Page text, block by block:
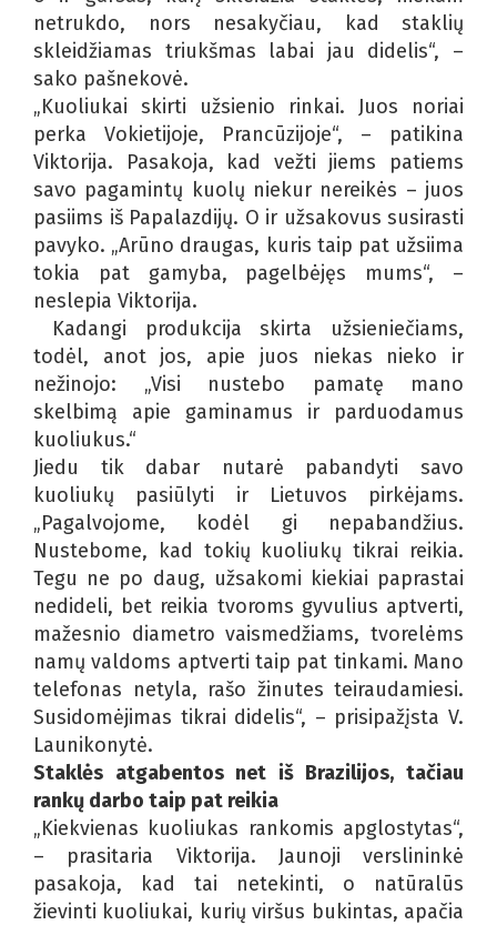
netrukdo, nors nesakyčiau, kad staklių
skleidžiamas triukšmas labai jau didelis“, –
sako pašnekovė.
„Kuoliukai skirti užsienio rinkai. Juos noriai
perka Vokietijoje, Prancūzijoje“, – patikina
Viktorija. Pasakoja, kad vežti jiems patiems
savo pagamintų kuolų niekur nereikės – juos
pasiims iš Papalazdijų. O ir užsakovus susirasti
pavyko. „Arūno draugas, kuris taip pat užsiima
tokia pat gamyba, pagelbėjęs mums“, –
neslepia Viktorija.
Kadangi produkcija skirta užsieniečiams,
todėl, anot jos, apie juos niekas nieko ir
nežinojo: „Visi nustebo pamatę mano
skelbimą apie gaminamus ir parduodamus
kuoliukus.“
Jiedu tik dabar nutarė pabandyti savo
kuoliukų pasiūlyti ir Lietuvos pirkėjams.
„Pagalvojome, kodėl gi nepabandžius.
Nustebome, kad tokių kuoliukų tikrai reikia.
Tegu ne po daug, užsakomi kiekiai paprastai
nedideli, bet reikia tvoroms gyvulius aptverti,
mažesnio diametro vaismedžiams, tvorelėms
namų valdoms aptverti taip pat tinkami. Mano
telefonas netyla, rašo žinutes teiraudamiesi.
Susidomėjimas tikrai didelis“, – prisipažįsta V.
Launikonytė.
Staklės atgabentos net iš Brazilijos, tačiau
rankų darbo taip pat reikia
„Kiekvienas kuoliukas rankomis apglostytas“,
– prasitaria Viktorija. Jaunoji verslininkė
pasakoja, kad tai netekinti, o natūralūs
žievinti kuoliukai, kurių viršus bukintas, apačia